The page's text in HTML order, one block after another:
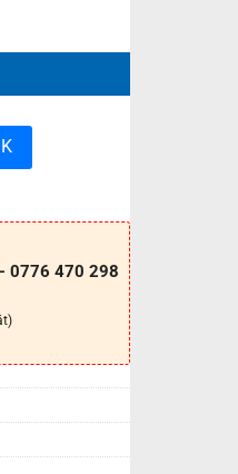
0776 470 298